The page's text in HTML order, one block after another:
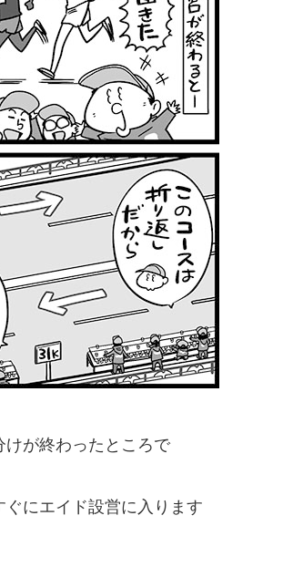
けが終わったところで
ぐにエイド設営に入ります